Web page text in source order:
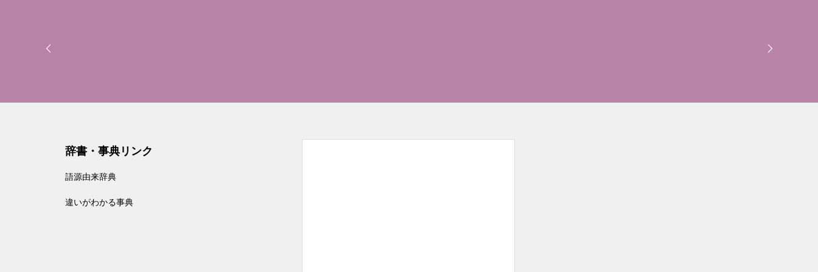
辞書・事典リンク
語源由来辞典
違いがわかる事典